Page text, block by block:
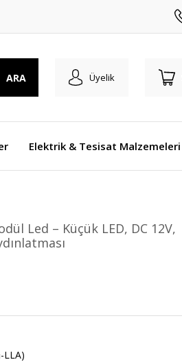
ARA Üyelik
Elektrik & Tesisat Malzemeleri
Led – Küçük LED, DC 12V,
LLA)